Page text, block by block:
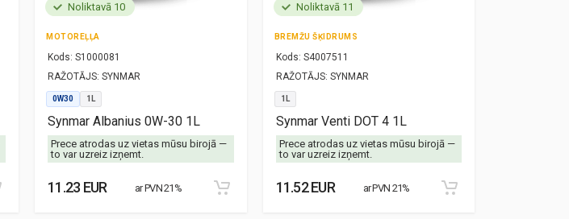
Noliktavā 10
MOTOREĻĻA
Kods: S1000081
RAŽOTĀJS: SYNMAR
0W30 1L
Synmar Albanius 0W-30 1L
Prece atrodas uz vietas mūsu birojā —
to var uzreiz izņemt.
11.23 EUR ar PVN 21%
Noliktavā 11
BREMŽU ŠĶIDRUMS
Kods: S4007511
RAŽOTĀJS: SYNMAR
1L
Synmar Venti DOT 4 1L
Prece atrodas uz vietas mūsu birojā —
to var uzreiz izņemt.
11.52 EUR ar PVN 21%